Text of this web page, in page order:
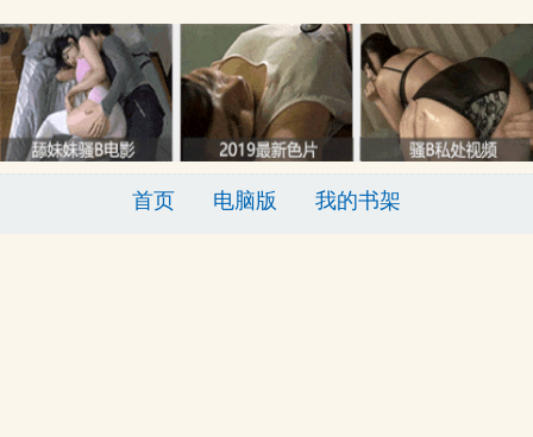
首页 电脑版 我的书架